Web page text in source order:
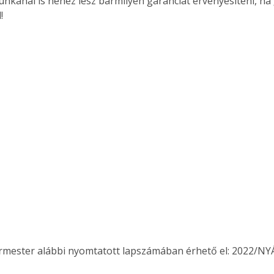
A
alábbi nyomtatott lapszámában érhető el: 2022/